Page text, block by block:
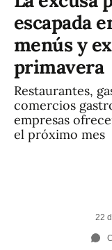
escapada
menús y
primavera
Restaurantes,
comercios
empresas
el próximo mes
22